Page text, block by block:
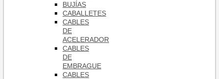
BUJÍAS
CABALLETES
CABLES
DE
ACELERADOR
CABLES
DE
EMBRAGUE
CABLES